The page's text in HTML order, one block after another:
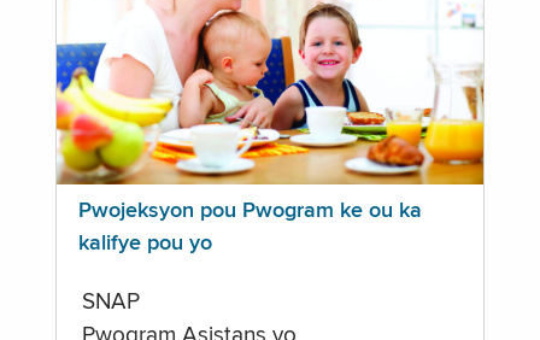
Pwojeksyon pou Pwogram ke ou ka
kalifye pou yo
SNAP